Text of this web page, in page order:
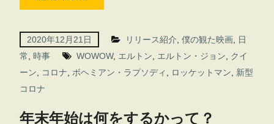
2020年12月21日 リリース紹介 僕の観た映画,
日
常
時事 WOWOW, エルトン エルトン・ジョン
クイ
ーン
コロナ ボヘミアン・ラプソディ ロッケットマン
新型
コロナ
年末年始は何をするかって？